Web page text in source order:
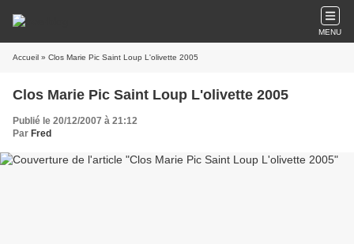
MENU
Accueil » Clos Marie Pic Saint Loup L'olivette 2005
Clos Marie Pic Saint Loup L'olivette 2005
Publié le 20/12/2007 à 21:12
Par Fred